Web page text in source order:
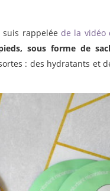
suis rappeléede la vidéo
sous forme de
: des hydratants et